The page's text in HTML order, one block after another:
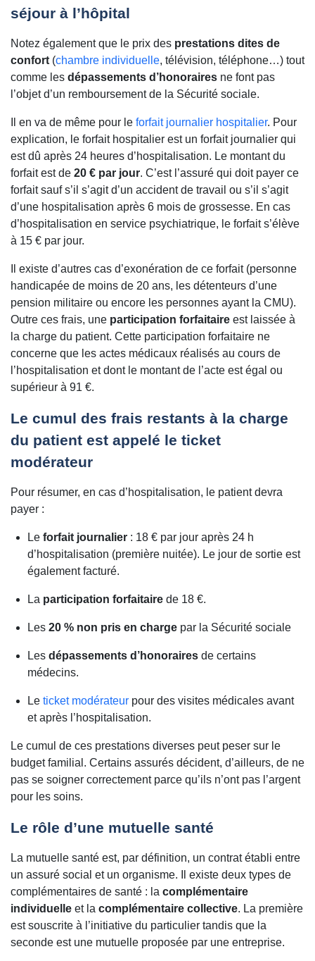
séjour à l’hôpital
Notez également que le prix des prestations dites de
confort (chambre individuelle, télévision, téléphone…) tout
comme les dépassements d’honoraires ne font pas
l’objet d’un remboursement de la Sécurité sociale.
Il en va de même pour le forfait journalier hospitalier. Pour
explication, le forfait hospitalier est un forfait journalier qui
est dû après 24 heures d’hospitalisation. Le montant du
forfait est de 20 € par jour. C’est l’assuré qui doit payer ce
forfait sauf s’il s’agit d’un accident de travail ou s’il s’agit
d’une hospitalisation après 6 mois de grossesse. En cas
d’hospitalisation en service psychiatrique, le forfait s’élève
à 15 € par jour.
Il existe d’autres cas d’exonération de ce forfait (personne
handicapée de moins de 20 ans, les détenteurs d’une
pension militaire ou encore les personnes ayant la CMU).
Outre ces frais, une participation forfaitaire est laissée à
la charge du patient. Cette participation forfaitaire ne
concerne que les actes médicaux réalisés au cours de
l’hospitalisation et dont le montant de l’acte est égal ou
supérieur à 91 €.
Le cumul des frais restants à la charge
du patient est appelé le ticket
modérateur
Pour résumer, en cas d’hospitalisation, le patient devra
payer :
Le forfait journalier : 18 € par jour après 24 h
d’hospitalisation (première nuitée). Le jour de sortie est
également facturé.
La participation forfaitaire de 18 €.
Les 20 % non pris en charge par la Sécurité sociale
Les dépassements d’honoraires de certains
médecins.
Le ticket modérateur pour des visites médicales avant
et après l’hospitalisation.
Le cumul de ces prestations diverses peut peser sur le
budget familial. Certains assurés décident, d’ailleurs, de ne
pas se soigner correctement parce qu’ils n’ont pas l’argent
pour les soins.
Le rôle d’une mutuelle santé
La mutuelle santé est, par définition, un contrat établi entre
un assuré social et un organisme. Il existe deux types de
complémentaires de santé : la complémentaire
individuelle et la complémentaire collective. La première
est souscrite à l’initiative du particulier tandis que la
seconde est une mutuelle proposée par une entreprise.